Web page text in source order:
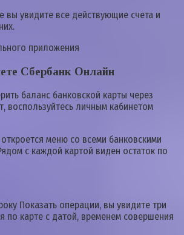
вы увидите все действующие счета и
Сбербанк Онлайн
баланс банковской карты через
воспользуйтесь личным кабинетом
меню со всеми банковскими
с каждой картой виден остаток по
Показать операции, вы увидите три
по карте с датой, временем совершения